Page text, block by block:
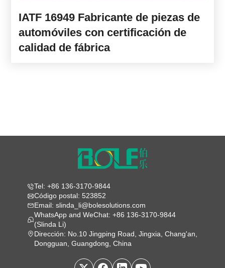
IATF 16949 Fabricante de piezas de
automóviles con certificación de
calidad de fábrica
Tel: +86 136-3170-9844
Código postal: 523852
Email: slinda_li@bolesolutions.com
WhatsApp and WeChat: +86 136-3170-9844
(Slinda Li)
Dirección: No.10 Jingping Road, Jingxia, Chang'an,
Dongguan, Guangdong, China